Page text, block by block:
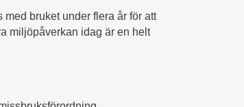
bruket under flera år för att
miljöpåverkan idag är en helt